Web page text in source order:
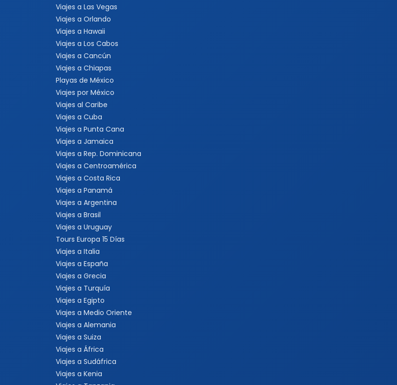
Viajes por México
Viajes al Caribe
Viajes a Cuba
Viajes a Punta Cana
Viajes a Jamaica
Viajes a Rep. Dominicana
Viajes a Centroamérica
Viajes a Costa Rica
Viajes a Panamá
Viajes a Argentina
Viajes a Brasil
Viajes a Uruguay
Tours Europa 15 Días
Viajes a Italia
Viajes a España
Viajes a Grecia
Viajes a Turquía
Viajes a Egipto
Viajes a Medio Oriente
Viajes a Alemania
Viajes a Suiza
Viajes a África
Viajes a Sudáfrica
Viajes a Kenia
Viajes a Tanzania
Viajes a Australia
Viajes a Asia
Viajes a China
Viajes a Corea del Sur
Viajes a Tailandia
Viajes a India